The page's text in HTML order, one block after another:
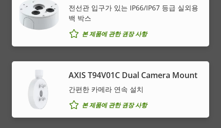
전선관 입구가 있는 IP66/IP67 등급 실외용
백 박스
본 제품에 관한 권장 사항
AXIS T94V01C Dual Camera Mount
간편한 카메라 연속 설치
본 제품에 관한 권장 사항